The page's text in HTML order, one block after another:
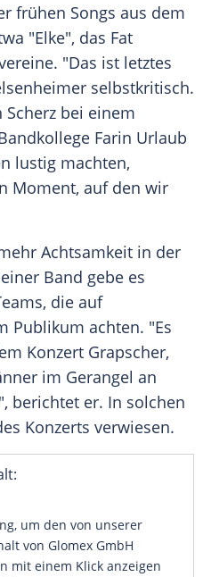
frühen Songs aus dem
"Elke", das Fat
"Das ist letztes
selbstkritisch.
bei einem
Farin Urlaub
lustig machten,
Moment, auf den wir
Achtsamkeit in der
Band gebe es
die auf
Publikum achten. "Es
Konzert Grapscher,
im Gerangel an
berichtet er. In solchen
Konzerts verwiesen.
um den von unserer
von Glomex GmbH
mit einem Klick anzeigen